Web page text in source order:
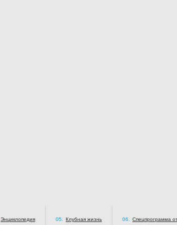
Энциклопедия 05. Клубная жизнь 06. Спецпрограмма